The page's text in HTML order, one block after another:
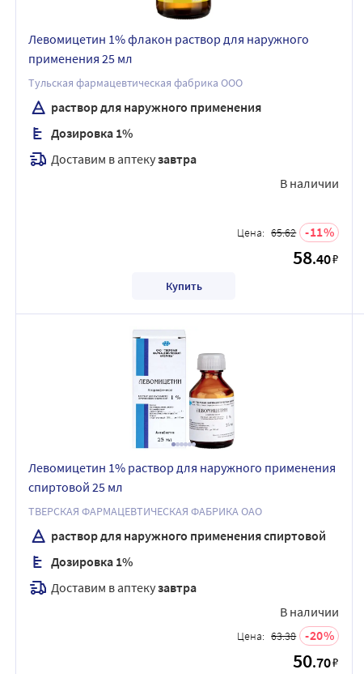
Левомицетин 1% флакон раствор для наружного
применения 25 мл
Тульская фармацевтическая фабрика ООО
раствор для наружного применения
Дозировка 1%
Доставим в аптекузавтра
В наличии
Цена: 65.62 11
58.40₽
Купить
Левомицетин 1% раствор для наружного применения
спиртовой 25 мл
ТВЕРСКАЯ ФАРМАЦЕВТИЧЕСКАЯ ФАБРИКА ОАО
раствор для наружного применения спиртовой
Дозировка 1%
Доставим в аптекузавтра
В наличии
Цена: 63.38 20
50.70₽